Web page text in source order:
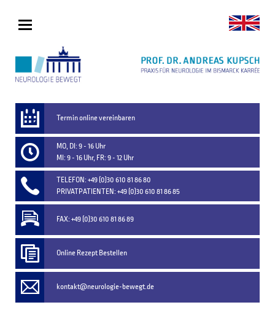
Termin online vereinbaren
MO, DI: 9 - 16 Uhr
MI: 9 - 16 Uhr, FR: 9 - 12 Uhr
TELEFON: +49 (0)30 610 81 86 80
PRIVATPATIENTEN: +49 (0)30 610 81 86 85
FAX: +49 (0)30 610 81 86 89
Online Rezept Bestellen
kontakt@neurologie-bewegt.de